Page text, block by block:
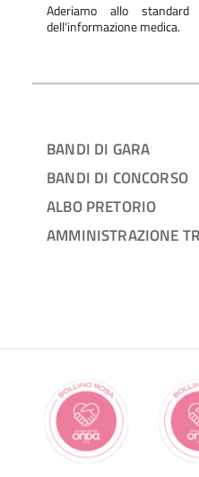
Aderiamo allo standard
dell'informazione medica.
BANDI DI GARA
BANDI DI CONCORSO
ALBO PRETORIO
AMMINISTRAZIONE